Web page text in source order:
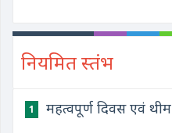
नियमित स्तंभ
1 महत्वपूर्ण दिवस एवं थीम